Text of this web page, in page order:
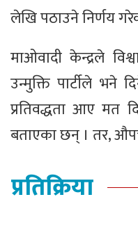
लेखि पठाउने निर्णय
माओवादी केन्द्रले
उन्मुक्ति पार्टीले
प्रतिवद्धता आए मत
बताएका छन् । तर,
प्रतिक्रिया